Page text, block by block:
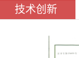
技术创新